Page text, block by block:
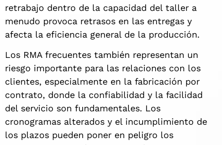
retrabajo dentro de la capacidad del taller a
menudo provoca retrasos en las entregas y
afecta la eficiencia general de la producción.
Los RMA frecuentes también representan un
riesgo importante para las relaciones con los
clientes, especialmente en la fabricación por
contrato, donde la confiabilidad y la facilidad
del servicio son fundamentales. Los
cronogramas alterados y el incumplimiento de
los plazos pueden poner en peligro los